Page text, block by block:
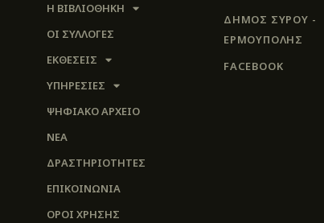
Η ΒΙΒΛΙΟΘΗΚΗ
ΟΙ ΣΥΛΛΟΓΈΣ
ΕΚΘΕΣΕΙΣ
ΥΠΗΡΕΣΙΕΣ
ΨΗΦΙΑΚΌ ΑΡΧΕΊΟ
ΝΕΑ
ΔΡΑΣΤΗΡΙΟΤΗΤΕΣ
ΕΠΙΚΟΙΝΩΝΊΑ
ΌΡΟΙ ΧΡΉΣΗΣ
ΔΗΜΟΣ ΣΥΡΟΥ -
ΕΡΜΟΎΠΟΛΗΣ
FACEBOOK